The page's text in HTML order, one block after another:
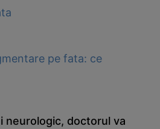
pe fata: ce
neurologic, doctorul va